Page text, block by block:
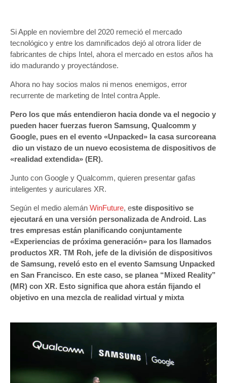
Si Apple en noviembre del 2020 remeció el mercado
tecnológico y entre los damnificados dejó al otrora líder de
fabricantes de chips Intel, ahora el mercado en estos años ha
ido madurando y proyectándose.
Ahora no hay socios malos ni menos enemigos, error
recurrente de marketing de Intel contra Apple.
Pero los que más entendieron hacia donde va el negocio y
pueden hacer fuerzas fueron Samsung, Qualcomm y
Google, pues en el evento «Unpacked» la casa surcoreana
dio un vistazo de un nuevo ecosistema de dispositivos de
«realidad extendida» (ER).
Junto con Google y Qualcomm, quieren presentar gafas
inteligentes y auriculares XR.
Según el medio alemán WinFuture, este dispositivo se
ejecutará en una versión personalizada de Android. Las
tres empresas están planificando conjuntamente
«Experiencias de próxima generación» para los llamados
productos XR. TM Roh, jefe de la división de dispositivos
de Samsung, reveló esto en el evento Samsung Unpacked
en San Francisco. En este caso, se planea “Mixed Reality”
(MR) con XR. Esto significa que ahora están fijando el
objetivo en una mezcla de realidad virtual y mixta